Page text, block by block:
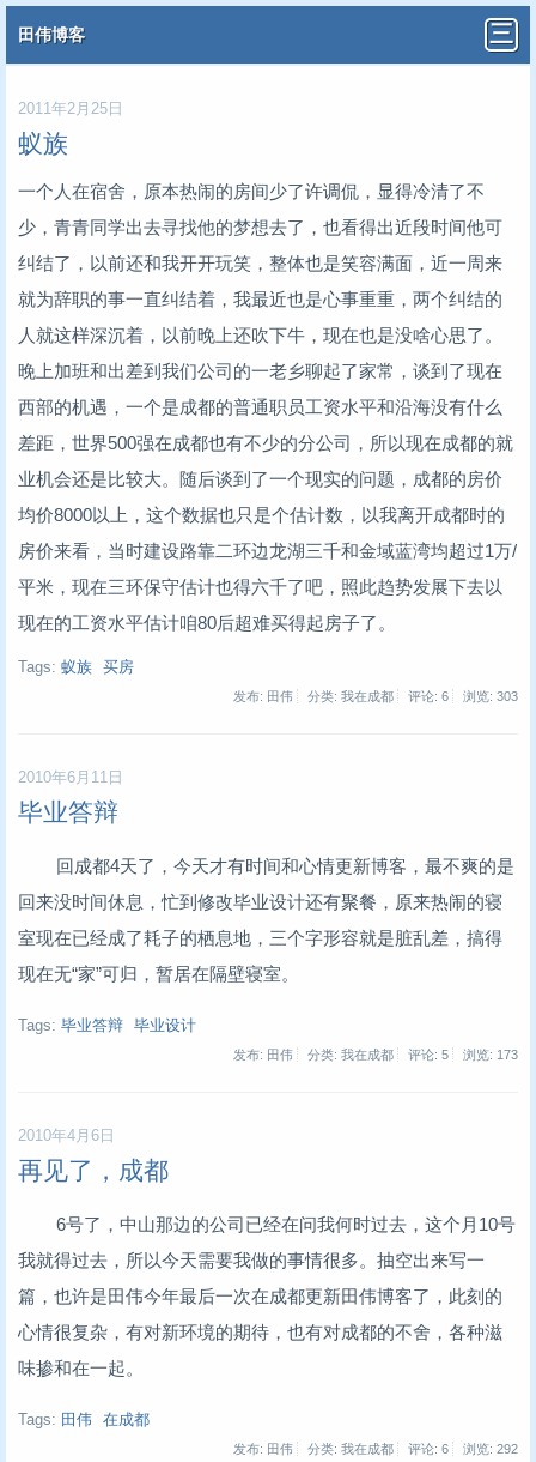
田伟博客
2011年2月25日
蚁族
一个人在宿舍，原本热闹的房间少了许调侃，显得冷清了不
少，青青同学出去寻找他的梦想去了，也看得出近段时间他可
纠结了，以前还和我开开玩笑，整体也是笑容满面，近一周来
就为辞职的事一直纠结着，我最近也是心事重重，两个纠结的
人就这样深沉着，以前晚上还吹下牛，现在也是没啥心思了。
晚上加班和出差到我们公司的一老乡聊起了家常，谈到了现在
西部的机遇，一个是成都的普通职员工资水平和沿海没有什么
差距，世界500强在成都也有不少的分公司，所以现在成都的就
业机会还是比较大。随后谈到了一个现实的问题，成都的房价
均价8000以上，这个数据也只是个估计数，以我离开成都时的
房价来看，当时建设路靠二环边龙湖三千和金域蓝湾均超过1万/
平米，现在三环保守估计也得六千了吧，照此趋势发展下去以
现在的工资水平估计咱80后超难买得起房子了。
Tags: 蚁族 买房
发布: 田伟 分类: 我在成都 评论: 6 浏览: 303
2010年6月11日
毕业答辩
回成都4天了，今天才有时间和心情更新博客，最不爽的是
回来没时间休息，忙到修改毕业设计还有聚餐，原来热闹的寝
室现在已经成了耗子的栖息地，三个字形容就是脏乱差，搞得
现在无“家”可归，暂居在隔壁寝室。
Tags: 毕业答辩 毕业设计
发布: 田伟 分类: 我在成都 评论: 5 浏览: 173
2010年4月6日
再见了，成都
6号了，中山那边的公司已经在问我何时过去，这个月10号
我就得过去，所以今天需要我做的事情很多。抽空出来写一
篇，也许是田伟今年最后一次在成都更新田伟博客了，此刻的
心情很复杂，有对新环境的期待，也有对成都的不舍，各种滋
味掺和在一起。
Tags: 田伟 在成都
发布: 田伟 分类: 我在成都 评论: 6 浏览: 292